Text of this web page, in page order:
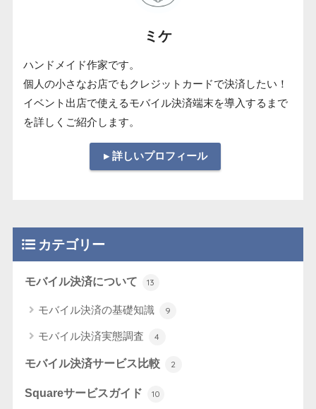
ミケ
ハンドメイド作家です。
個人の小さなお店でもクレジットカードで決済したい！
イベント出店で使えるモバイル決済端末を導入するまで
を詳しくご紹介します。
▸ 詳しいプロフィール
カテゴリー
モバイル決済について 13
モバイル決済の基礎知識 9
モバイル決済実態調査 4
モバイル決済サービス比較 2
Squareサービスガイド 10